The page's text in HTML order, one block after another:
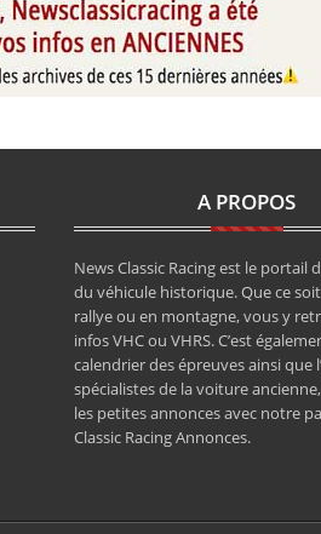
A PROPOS
News Classic Racing est le portail
du véhicule historique. Que ce
rallye ou en montagne, vous y
infos VHC ou VHRS. C’est
calendrier des épreuves ainsi que
spécialistes de la voiture
les petites annonces avec notre
Classic Racing Annonces.